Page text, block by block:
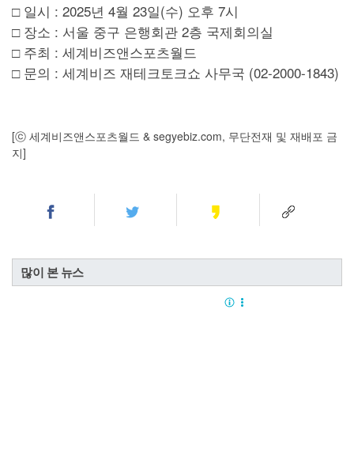
□ 일시 : 2025년 4월 23일(수) 오후 7시
□ 장소 : 서울 중구 은행회관 2층 국제회의실
□ 주최 : 세계비즈앤스포츠월드
□ 문의 : 세계비즈 재테크토크쇼 사무국 (02-2000-1843)
[ⓒ 세계비즈앤스포츠월드 & segyebiz.com, 무단전재 및 재배포 금
지]
많이 본 뉴스